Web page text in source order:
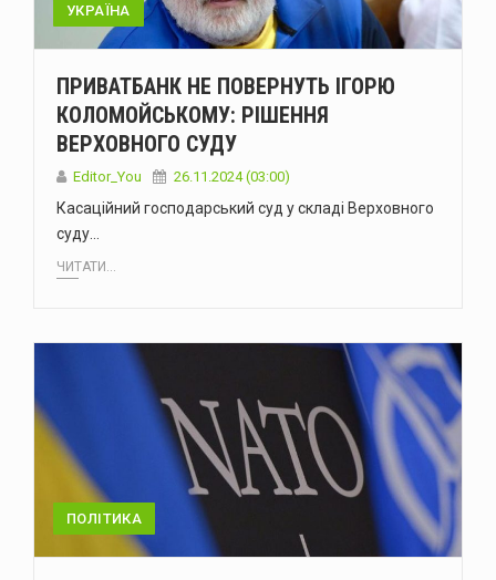
УКРАЇНА
ПРИВАТБАНК НЕ ПОВЕРНУТЬ ІГОРЮ
КОЛОМОЙСЬКОМУ: РІШЕННЯ
ВЕРХОВНОГО СУДУ
Editor_You 26.11.2024 (03:00)
Касаційний господарський суд у складі Верховного
суду…
ЧИТАТИ...
ПОЛІТИКА